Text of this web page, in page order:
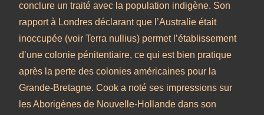
conclure un traité avec la population indigène. Son
rapport à Londres déclarant que l’Australie était
inoccupée (voir Terra nullius) permet l’établissement
d’une colonie pénitentiaire, ce qui est bien pratique
après la perte des colonies américaines pour la
Grande-Bretagne. Cook a noté ses impressions sur
les Aborigènes de Nouvelle-Hollande dans son